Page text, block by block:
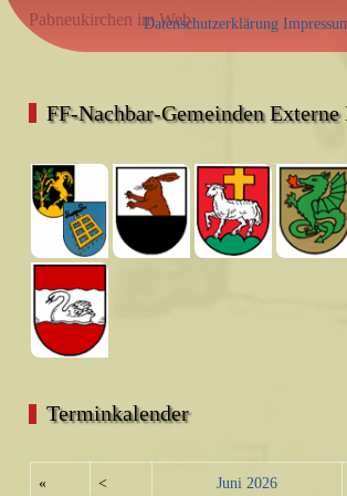
Pabneukirchen im Web
FF-Nachbar-Gemeinden
Terminkalender
« < Juni 2026
Datenschutzerklärung